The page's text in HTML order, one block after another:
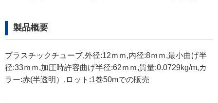
製品概要
プラスチックチューブ,外径:12ｍｍ,内径:8ｍｍ,最小曲げ半
径:33ｍｍ,加圧時許容曲げ半径:62ｍｍ,質量:0.0729kg/m,カ
ラー:赤(半透明）,ロット:1巻50mでの販売